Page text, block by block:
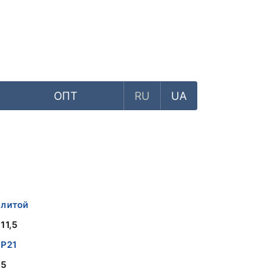
ОПТ RU UA
литой
11,5
Р21
5